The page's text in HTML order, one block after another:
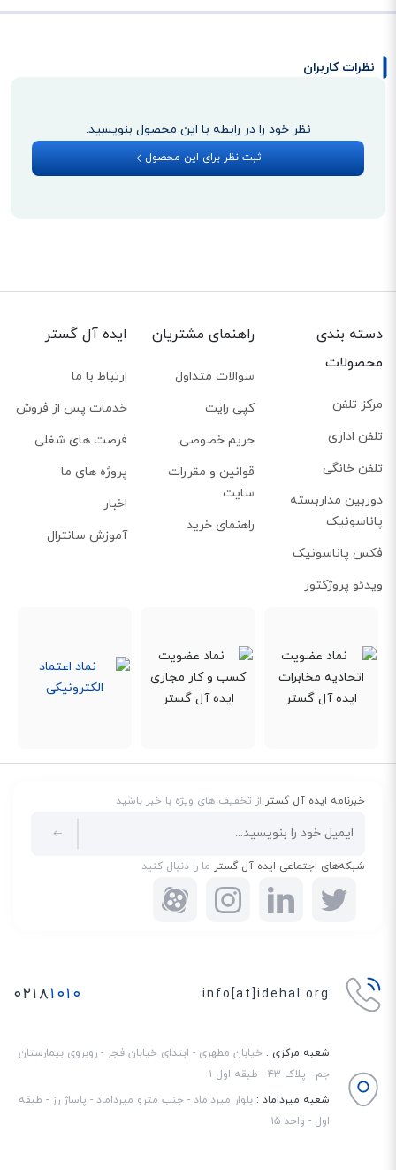
نظرات کاربران
نظر خود را در رابطه با این محصول بنویسید.
ثبت نظر برای این محصول
دسته بندی
محصولات
مرکز تلفن
تلفن اداری
تلفن خانگی
دوربین مداربسته
پاناسونیک
فکس پاناسونیک
ویدئو پروژکتور
راهنمای مشتریان
سوالات متداول
کپی رایت
حریم خصوصی
قوانین و مقررات
سایت
راهنمای خرید
ایده آل گستر
ارتباط با ما
خدمات پس از فروش
فرصت های شغلی
پروژه های ما
اخبار
آموزش سانترال
خبرنامه ایده آل گستراز تخفیف های ویژه با خبر باشید
شبکه‌های اجتماعی ایده آل گسترما را دنبال کنید
info[at]idehal.org ۰۲۱۸۱۰۱۰
شعبه مرکزی : خیابان مطهری - ابتدای خیابان فجر - روبروی بیمارستان
جم - پلاک ۴۳ - طبقه اول ۱
شعبه میرداماد : بلوار میرداماد - جنب مترو میرداماد - پاساژ رز - طبقه
اول - واحد ۱۵